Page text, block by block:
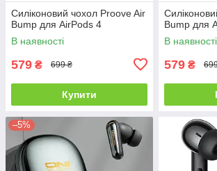
Силіконовий чохол Proove Air
Bump для AirPods 4
В наявності
579 ₴ 699 ₴
Купити
Bump для
В наявності
579 ₴
–5%